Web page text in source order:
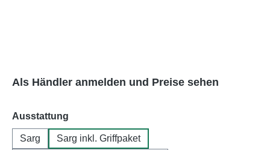
Als Händler anmelden und Preise sehen
Ausstattung
Sarg
Sarg inkl. Griffpaket